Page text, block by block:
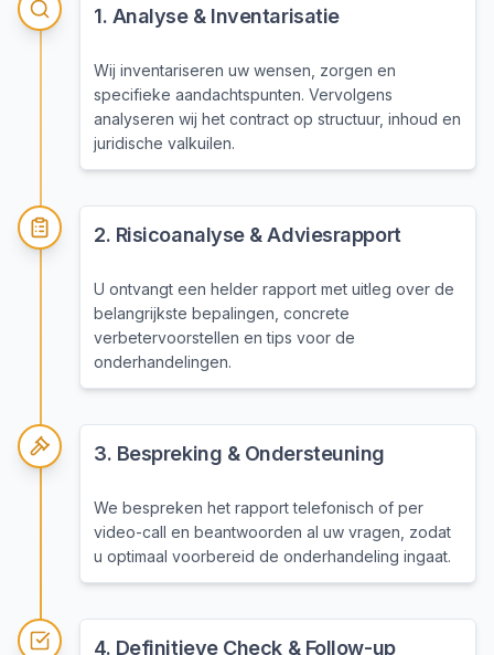
1. Analyse & Inventarisatie
Wij inventariseren uw wensen, zorgen en
specifieke aandachtspunten. Vervolgens
analyseren wij het contract op structuur, inhoud en
juridische valkuilen.
2. Risicoanalyse & Adviesrapport
U ontvangt een helder rapport met uitleg over de
belangrijkste bepalingen, concrete
verbetervoorstellen en tips voor de
onderhandelingen.
3. Bespreking & Ondersteuning
We bespreken het rapport telefonisch of per
video-call en beantwoorden al uw vragen, zodat
u optimaal voorbereid de onderhandeling ingaat.
4. Definitieve Check & Follow-up